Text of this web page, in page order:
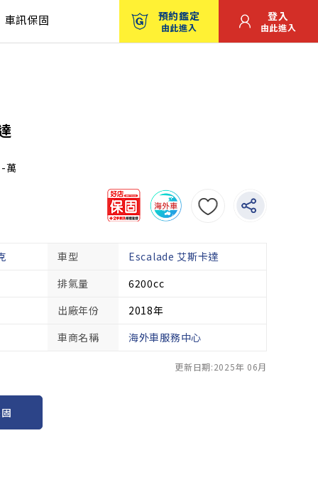
車訊保固 預約鑑定
由此進入
登入
由此進入
-萬
車型
Escalade 艾斯卡達
排氣量
6200cc
出廠年份
2018年
車商名稱 海外車服務中心
更新日期:2025年 06月